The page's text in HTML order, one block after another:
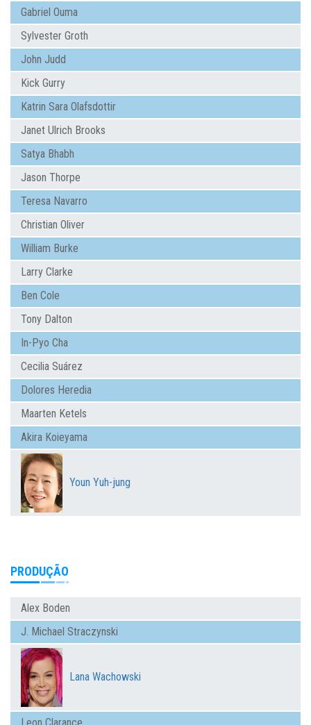
Gabriel Ouma
Sylvester Groth
John Judd
Kick Gurry
Katrin Sara Olafsdottir
Janet Ulrich Brooks
Satya Bhabh
Jason Thorpe
Teresa Navarro
Christian Oliver
William Burke
Larry Clarke
Ben Cole
Tony Dalton
In-Pyo Cha
Cecilia Suárez
Dolores Heredia
Maarten Ketels
Akira Koieyama
Youn Yuh-jung
PRODUÇÃO
Alex Boden
J. Michael Straczynski
Lana Wachowski